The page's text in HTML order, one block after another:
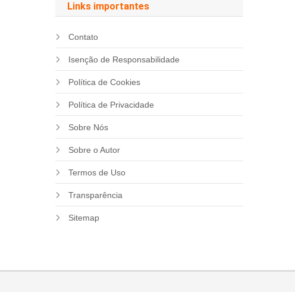
Links importantes
Contato
Isenção de Responsabilidade
Política de Cookies
Política de Privacidade
Sobre Nós
Sobre o Autor
Termos de Uso
Transparência
Sitemap